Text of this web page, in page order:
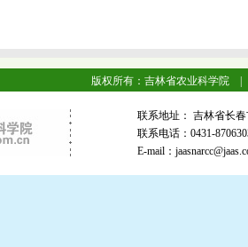
版权所有：吉林省农业科学院 |
联系地址： 吉林省
联系电话：0431-
E-mail：